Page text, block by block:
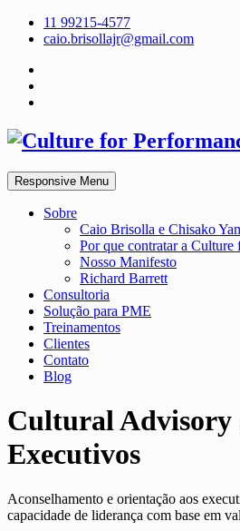
11 99215-4577
caio.brisollajr@gmail.com
Responsive Menu
Sobre
Caio Brisolla e Chisako
Por que contratar a Culture
Nosso Manifesto
Richard Barrett
Consultoria
Solução para PME
Treinamentos
Clientes
Contato
Blog
Cultural Advisory
Executivos
Aconselhamento e orientação aos
capacidade de liderança com base em